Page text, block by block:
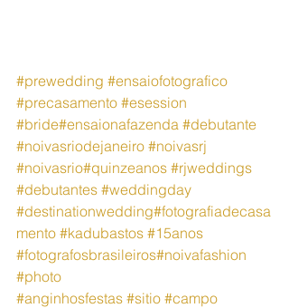
#prewedding #ensaiofotografico
#precasamento #esession
#bride#ensaionafazenda #debutante
#noivasriodejaneiro #noivasrj
#noivasrio#quinzeanos #rjweddings
#debutantes #weddingday
#destinationwedding#fotografiadecasa
mento #kadubastos #15anos
#fotografosbrasileiros#noivafashion
#photo
#anginhosfestas #sitio #campo